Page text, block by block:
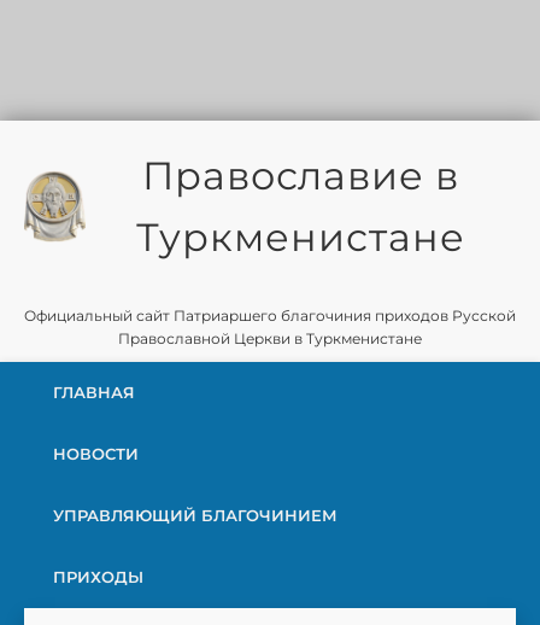
Православие в
Туркменистане
Официальный сайт Патриаршего благочиния приходов Русской
Православной Церкви в Туркменистане
ГЛАВНАЯ
НОВОСТИ
УПРАВЛЯЮЩИЙ БЛАГОЧИНИЕМ
ПРИХОДЫ